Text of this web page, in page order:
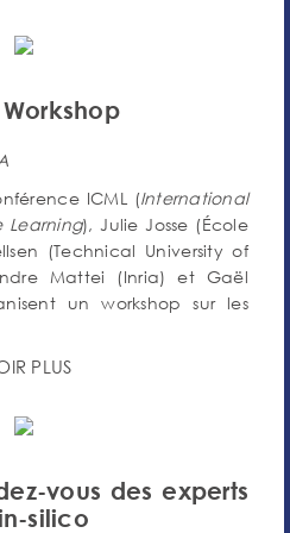
Workshop
ICML (International
Learning), Julie Josse (École
(Technical University of
Mattei (Inria) et Gaël
un workshop sur les
PLUS
vous des experts
silico